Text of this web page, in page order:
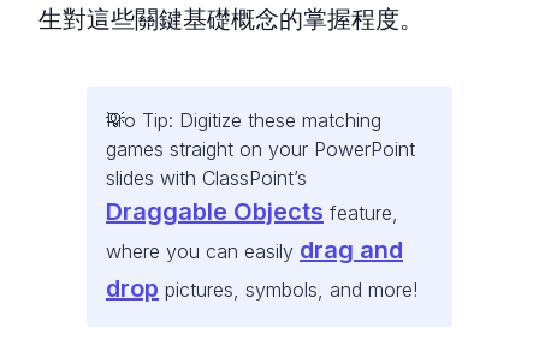
生對這些關鍵基礎概念的掌握程度。
Pro Tip: Digitize these matching
games straight on your PowerPoint
slides with ClassPoint’s
Draggable Objects feature,
where you can easily drag and
drop pictures, symbols, and more!